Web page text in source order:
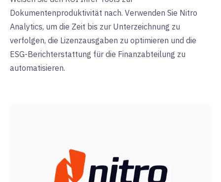
Dokumentenproduktivität nach. Verwenden Sie Nitro
Analytics, um die Zeit bis zur Unterzeichnung zu
verfolgen, die Lizenzausgaben zu optimieren und die
ESG-Berichterstattung für die Finanzabteilung zu
automatisieren.